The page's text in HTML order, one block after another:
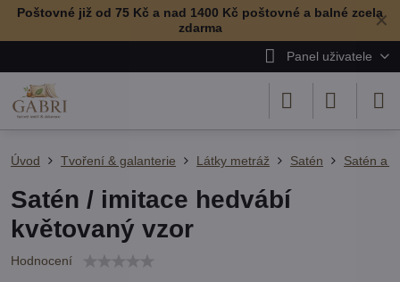
✕
Poštovné již od 75 Kč a nad 1400 Kč poštovné a balné zcela
zdarma
Panel uživatele
Úvod Tvoření & galanterie Látky metráž Satén Satén a
Satén / imitace hedvábí
květovaný vzor
Hodnocení